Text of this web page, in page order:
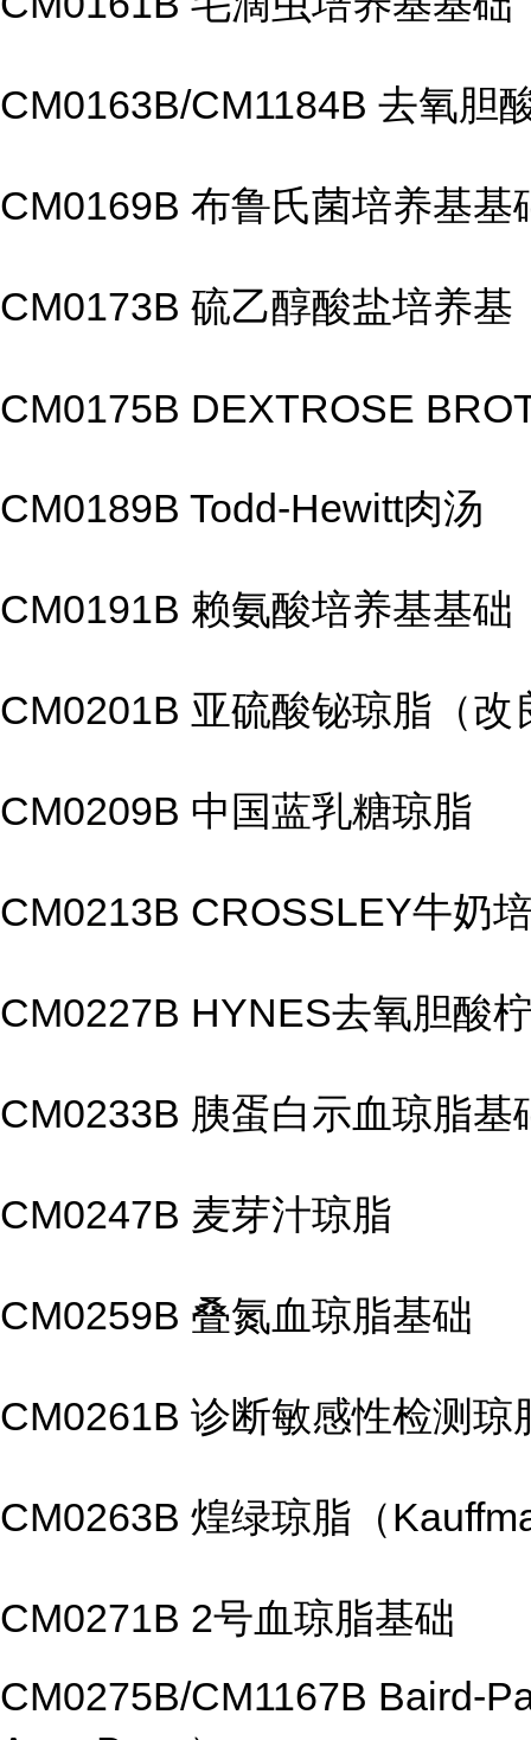
CM0163B/CM1184B 去氧胆
CM0169B 布鲁氏菌培养基基
CM0173B 硫乙醇酸盐培养基
CM0175B DEXTROSE
CM0189B Todd-Hewitt肉汤
CM0191B 赖氨酸培养基基础
CM0201B 亚硫酸铋琼脂（
CM0209B 中国蓝乳糖琼脂
CM0213B CROSSLEY牛奶
CM0227B HYNES去氧胆酸
CM0233B 胰蛋白示血琼脂基
CM0247B 麦芽汁琼脂
CM0259B 叠氮血琼脂基础
CM0261B 诊断敏感性检测琼
CM0263B 煌绿琼脂（
CM0271B 2号血琼脂基础
CM0275B/CM1167B Baird-